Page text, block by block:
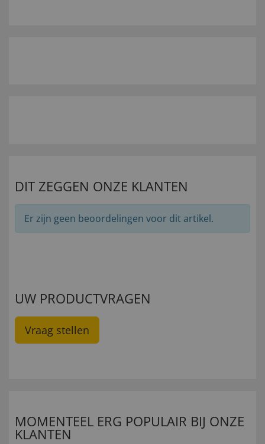
DIT ZEGGEN ONZE KLANTEN
Er zijn geen beoordelingen voor dit artikel.
UW PRODUCTVRAGEN
Vraag stellen
MOMENTEEL ERG POPULAIR BIJ ONZE
KLANTEN